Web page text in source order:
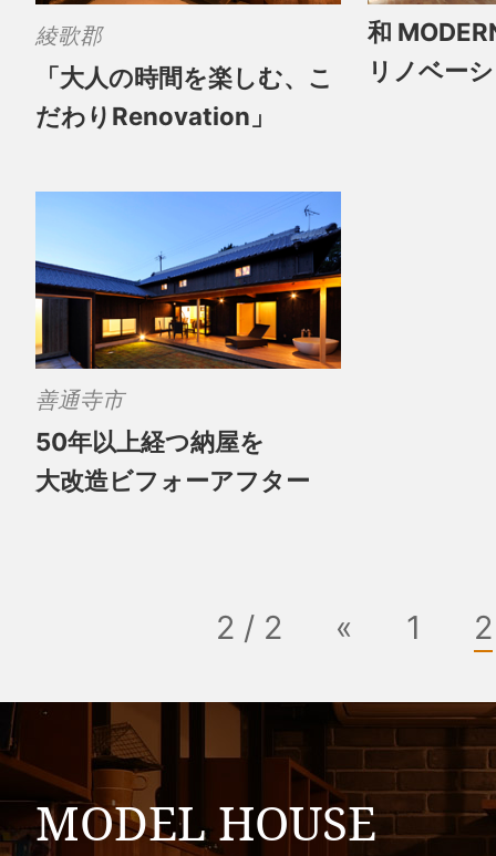
綾歌郡
「大人の時間を楽しむ、こ
だわりRenovation」
和
リノベー
善通寺市
50年以上経つ納屋を
大改造ビフォーアフター
2 / 2 « 1 2
MODEL HOUSE